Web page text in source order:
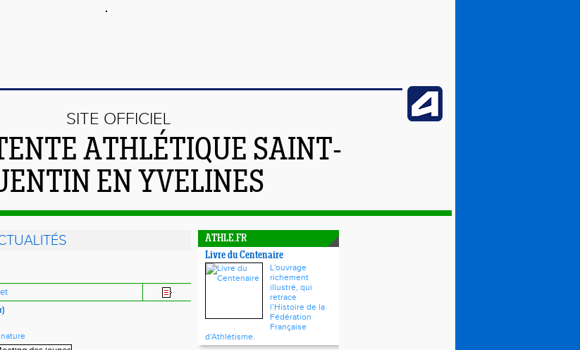
SITE OFFICIEL
ATHLÉTIQUE SAINT-
EN YVELINES
ATHLE.FR
Livre du Centenaire
L'ouvrage
richement
illustré, qui
retrace
l’Histoire de la
Fédération
Française
d'Athlétisme.